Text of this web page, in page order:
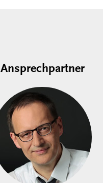
Ansprechpartner